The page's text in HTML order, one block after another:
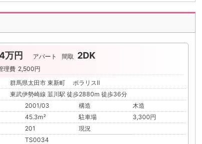
万円 アパート 間取 2DK
理費 2,500円
群馬県太田市 東新町 ポラリスⅡ
東武伊勢崎線 韮川駅 徒歩2880m 徒歩36分
2001/03 構造
木造
45.3m² 駐車場
3,300円
201
現況
TS0034